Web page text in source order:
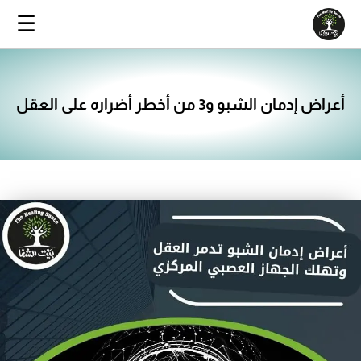
☰
أعراض إدمان الشبو و3 من أخطر أضراره على العقل